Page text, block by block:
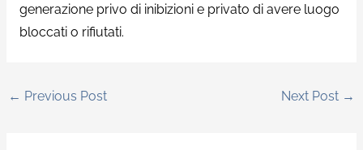
generazione privo di inibizioni e privato di avere luogo
bloccati o rifiutati.
← Previous Post Next Post →